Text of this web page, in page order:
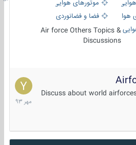
موتورهای هوایی
فضا و فضانوردی
Air force Others Topics &
Discussions
Discuss about world
15
مهر
1393